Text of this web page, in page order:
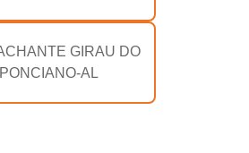
GIRAU DO
PONCIANO-AL